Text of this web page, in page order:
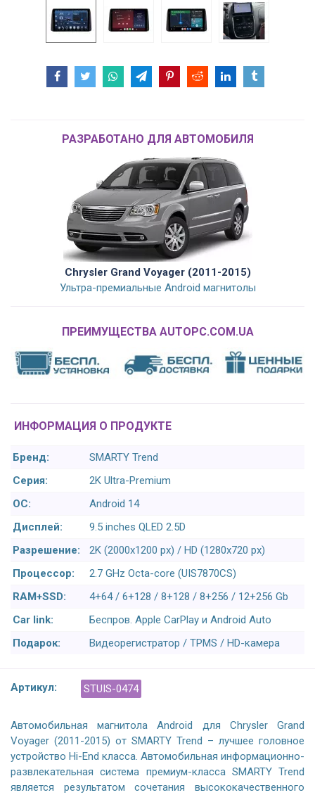
РАЗРАБОТАНО ДЛЯ АВТОМОБИЛЯ
Chrysler Grand Voyager (2011-2015)
Ультра-премиальные Android магнитолы
ПРЕИМУЩЕСТВА AUTOPC.COM.UA
ИНФОРМАЦИЯ О ПРОДУКТЕ
Бренд:
SMARTY Trend
Серия:
2K Ultra-Premium
ОС:
Android 14
Дисплей:
9.5 inches QLED 2.5D
Разрешение:
2K (2000x1200 px) / HD (1280x720 px)
Процессор:
2.7 GHz Octa-core (UIS7870CS)
RAM+SSD:
4+64 / 6+128 / 8+128 / 8+256 / 12+256 Gb
Car link:
Беспров. Apple CarPlay и Android Auto
Подарок:
Видеорегистратор / TPMS / HD-камера
Артикул: STUIS-0474
Автомобильная магнитола Android для Chrysler Grand
Voyager (2011-2015) от SMARTY Trend – лучшее головное
устройство Hi-End класса. Автомобильная информационно-
развлекательная система премиум-класса SMARTY Trend
является результатом сочетания высококачественного